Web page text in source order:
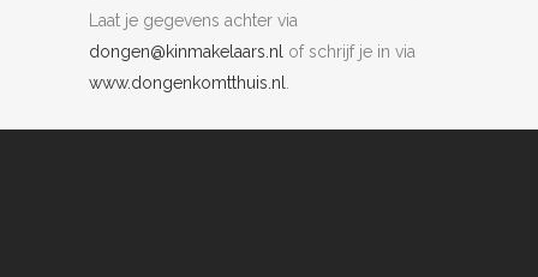
Laat je gegevens achter via
dongen@kinmakelaars.nl
of schrijf je in via
www.dongenkomtthuis.nl